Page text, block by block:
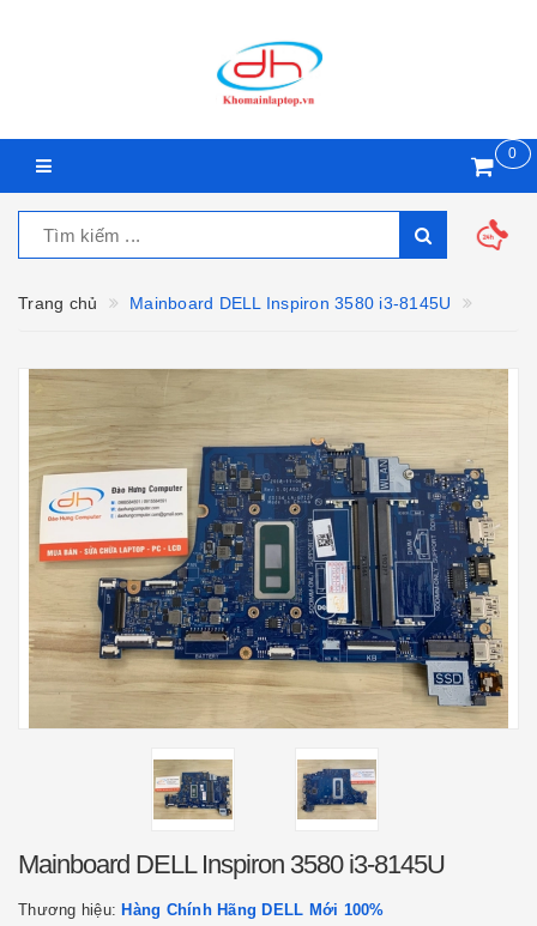
0
Trang chủ Mainboard DELL Inspiron 3580 i3-8145U
Mainboard DELL Inspiron 3580 i3-8145U
Thương hiệu: Hàng Chính Hãng DELL Mới 100%